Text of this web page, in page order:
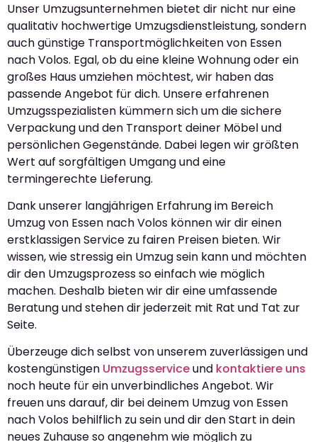
Unser Umzugsunternehmen bietet dir nicht nur eine
qualitativ hochwertige Umzugsdienstleistung, sondern
auch günstige Transportmöglichkeiten von Essen
nach Volos. Egal, ob du eine kleine Wohnung oder ein
großes Haus umziehen möchtest, wir haben das
passende Angebot für dich. Unsere erfahrenen
Umzugsspezialisten kümmern sich um die sichere
Verpackung und den Transport deiner Möbel und
persönlichen Gegenstände. Dabei legen wir größten
Wert auf sorgfältigen Umgang und eine
termingerechte Lieferung.
Dank unserer langjährigen Erfahrung im Bereich
Umzug von Essen nach Volos können wir dir einen
erstklassigen Service zu fairen Preisen bieten. Wir
wissen, wie stressig ein Umzug sein kann und möchten
dir den Umzugsprozess so einfach wie möglich
machen. Deshalb bieten wir dir eine umfassende
Beratung und stehen dir jederzeit mit Rat und Tat zur
Seite.
Überzeuge dich selbst von unserem zuverlässigen und
kostengünstigen Umzugsserviceund kontaktiere uns
noch heute für ein unverbindliches Angebot. Wir
freuen uns darauf, dir bei deinem Umzug von Essen
nach Volos behilflich zu sein und dir den Start in dein
neues Zuhause so angenehm wie möglich zu